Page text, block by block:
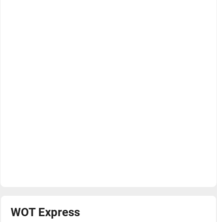
WOT Express